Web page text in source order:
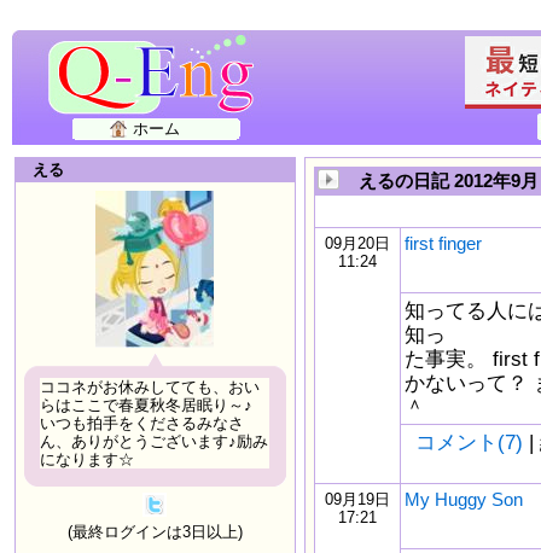
ホーム
える
ココネがお休みしてても、おい
らはここで春夏秋冬居眠り～♪
いつも拍手をくださるみなさ
ん、ありがとうございます♪励み
になります☆
(最終ログインは3日以上)
えるの日記 2012年9月
09月20日
11:24
first finger
知ってる人に
知っ
た事実。 first
かないって？
＾
コメント(7) |
09月19日
17:21
My Huggy Son